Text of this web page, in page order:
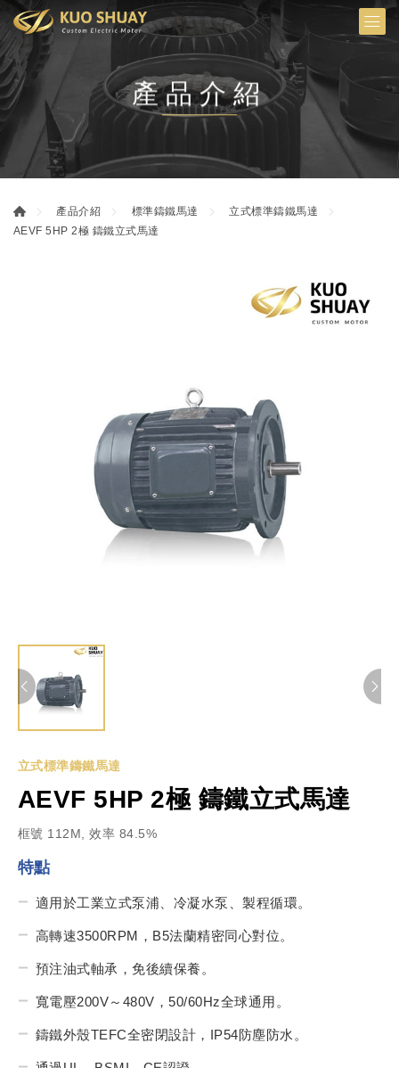
產品介紹
產品介紹 標準鑄鐵馬達
立式標準鑄鐵馬達
AEVF 5HP 2極 鑄鐵立式馬達
立式標準鑄鐵馬達
AEVF 5HP 2極 鑄鐵立式馬達
框號 112M, 效率 84.5%
特點
適用於工業立式泵浦、冷凝水泵、製程循環。
高轉速3500RPM，B5法蘭精密同心對位。
預注油式軸承，免後續保養。
寬電壓200V～480V，50/60Hz全球通用。
鑄鐵外殼TEFC全密閉設計，IP54防塵防水。